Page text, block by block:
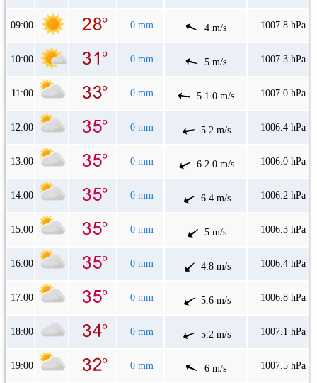
09:00 0 mm 4 m/s 1007.8 hPa
10:00 0 mm 5 m/s 1007.3 hPa
11:00 0 mm 5.1.0 m/s 1007.0 hPa
12:00 0 mm 5.2 m/s 1006.4 hPa
13:00 0 mm 6.2.0 m/s 1006.0 hPa
14:00 0 mm 6.4 m/s 1006.2 hPa
15:00 0 mm 5 m/s 1006.3 hPa
16:00 0 mm 4.8 m/s 1006.4 hPa
17:00 0 mm 5.6 m/s 1006.8 hPa
18:00 0 mm 5.2 m/s 1007.1 hPa
19:00 0 mm 6 m/s 1007.5 hPa